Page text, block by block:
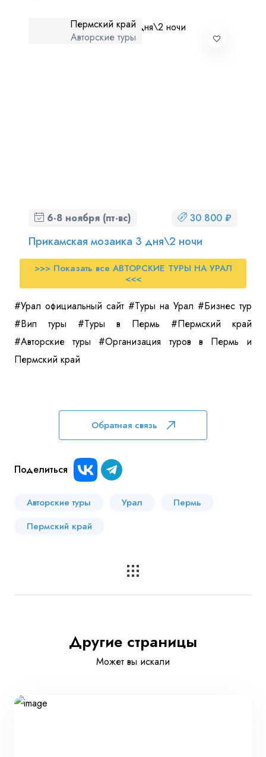
Пермский край
Авторские туры
6-8 ноября (пт-вс) 30 800 ₽
Прикамская мозаика 3 дня\2 ночи
>>> Показать все АВТОРСКИЕ ТУРЫ НА УРАЛ
<<<
#Урал официальный сайт #Туры на Урал #Бизнес тур
#Вип туры #Туры в Пермь #Пермский край
#Авторские туры #Организация туров в Пермь и
Пермский край
Обратная связь
Поделиться
Авторские туры Урал
Пермь
Пермский край
Другие страницы
Может вы искали